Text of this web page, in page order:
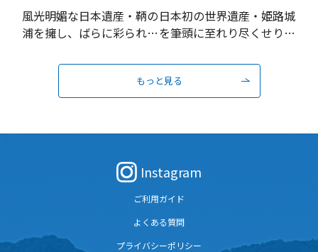
風光明媚な日本遺産・鞆の
浦を擁し、ばらに彩られる
日本初の世界遺産・姫路城
を筆頭に至れり尽くせりの
もっと見る
Instagram
ご利用ガイド
よくある質問
プライバシーポリシー